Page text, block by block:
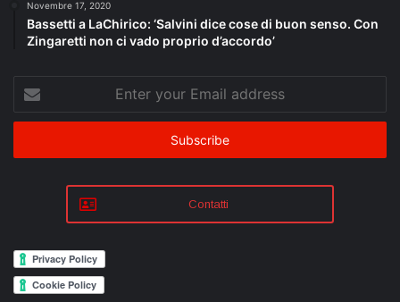
Novembre 17, 2020
Bassetti a LaChirico: ‘Salvini dice cose di buon senso. Con
Zingaretti non ci vado proprio d’accordo’
Enter
your
Email
Contatti